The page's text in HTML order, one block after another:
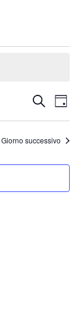
e
viste
Cerca
Giorno successivo